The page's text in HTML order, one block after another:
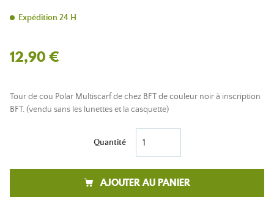
Expédition 24 H
12,90 €
Tour de cou Polar Multiscarf de chez BFT de couleur noir à inscription
BFT. (vendu sans les lunettes et la casquette)
Quantité
AJOUTER AU PANIER